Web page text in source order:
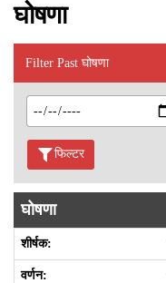
घोषणा
Filter Past घोषणा
फिल्टर
घोषणा